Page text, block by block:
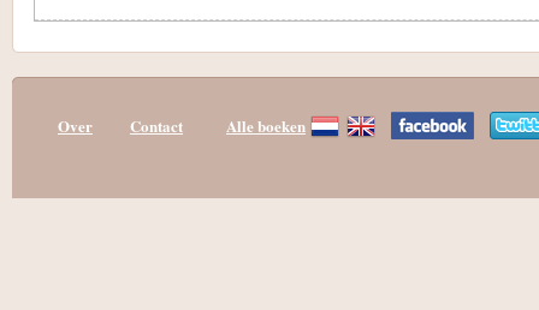
Over Contact Alle boeken